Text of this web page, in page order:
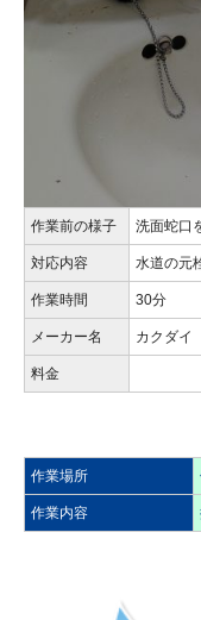
作業前の様子 洗面蛇口
対応内容 水道の元
作業時間 30分
メーカー名 カクダイ
料金
作業場所
作業内容